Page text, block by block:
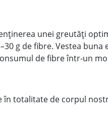
unei greutăți
g de fibre. Vestea buna
de fibre într-un
totalitate de corpul